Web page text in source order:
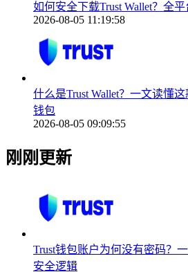
如何安全下载Trust Wallet？全
2026-08-05 11:19:58
什么是Trust Wallet？一文读懂
钱包
2026-08-05 09:09:55
刚刚更新
Trust钱包账户为何没有密码？
安全逻辑